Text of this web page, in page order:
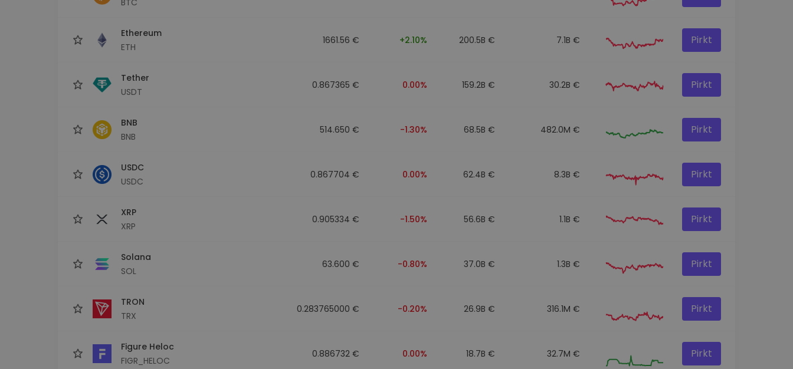
Ethereum
ETH
1661.56 € +2.10% 200.5B € 7.1B € Pirkt
Tether
USDT
0.867365 € 0.00% 159.2B € 30.2B € Pirkt
BNB
BNB
514.650 € -1.30% 68.5B € 482.0M € Pirkt
USDC
USDC
0.867704 € 0.00% 62.4B € 8.3B € Pirkt
XRP
XRP
0.905334 € -1.50% 56.6B € 1.1B € Pirkt
Solana
SOL
63.600 € -0.80% 37.0B € 1.3B € Pirkt
TRON
TRX
0.283765000 € -0.20% 26.9B € 316.1M € Pirkt
Figure Heloc
FIGR_HELOC
0.886732 € 0.00% 18.7B € 32.7M € Pirkt